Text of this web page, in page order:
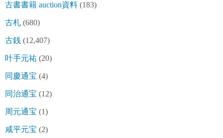
古書書籍 auction資料 (183)
古札 (680)
古銭 (12,407)
叶手元祐 (20)
同慶通宝 (4)
同治通宝 (12)
周元通宝 (1)
咸平元宝 (2)